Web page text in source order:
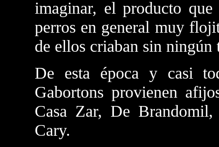
imaginar, el producto
perros en general muy
de ellos criaban sin
De esta época y casi
Gabortons provienen
Casa Zar, De
Cary.